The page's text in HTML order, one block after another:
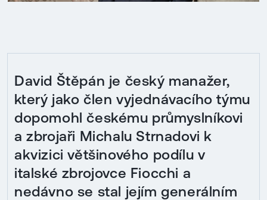
David Štěpán je český manažer,
který jako člen vyjednávacího týmu
dopomohl českému průmyslníkovi
a zbrojaři Michalu Strnadovi k
akvizici většinového podílu v
italské zbrojovce Fiocchi a
nedávno se stal jejím generálním